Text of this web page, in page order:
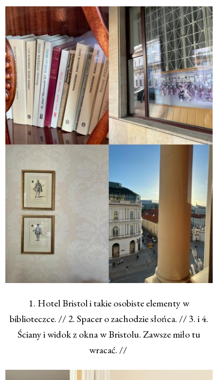
1. Hotel Bristol i takie osobiste elementy w
biblioteczce. // 2. Spacer o zachodzie słońca. // 3. i 4.
Ściany i widok z okna w Bristolu. Zawsze miło tu
wracać. //